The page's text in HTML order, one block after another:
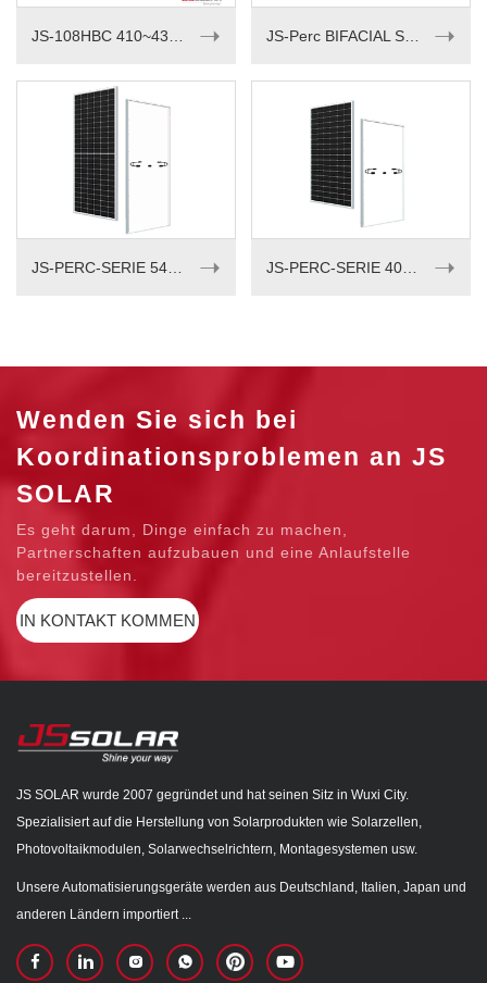
➝ ➝
➝ ➝
Wenden Sie sich bei
Koordinationsproblemen an JS
SOLAR
Es geht darum, Dinge einfach zu machen,
Partnerschaften aufzubauen und eine Anlaufstelle
bereitzustellen.
IN KONTAKT KOMMEN
JS SOLAR wurde 2007 gegründet und hat seinen Sitz in Wuxi City.
Spezialisiert auf die Herstellung von Solarprodukten wie Solarzellen,
Photovoltaikmodulen, Solarwechselrichtern, Montagesystemen usw.
Unsere Automatisierungsgeräte werden aus Deutschland, Italien, Japan und
anderen Ländern importiert ...